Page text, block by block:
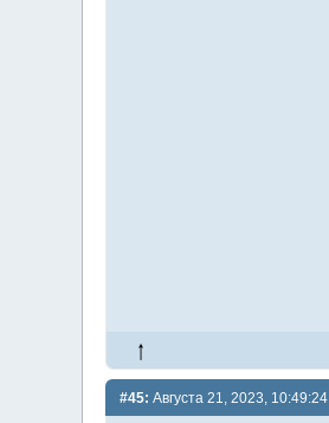
#45: Августа 21, 2023, 10:49:24